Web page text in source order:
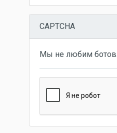
CAPTCHA
Мы не любим ботов.